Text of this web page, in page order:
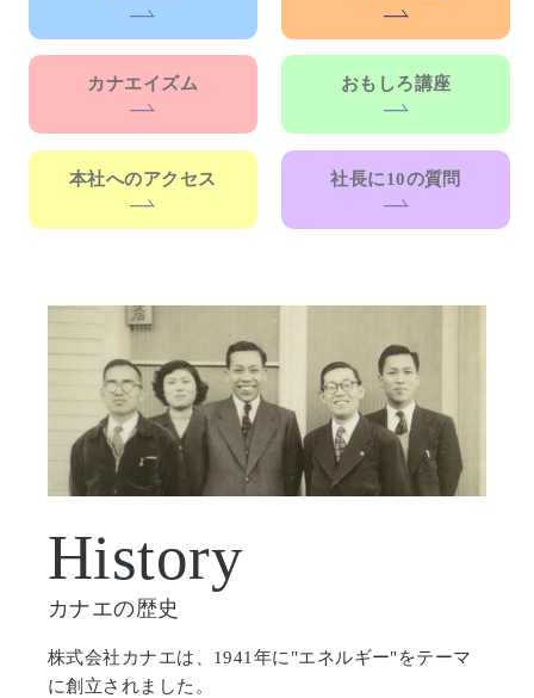
カナエイズム おもしろ講座
本社へのアクセス 社長に10の質問
History
カナエの歴史
株式会社カナエは、1941年に"エネルギー"をテーマ
に創立されました。